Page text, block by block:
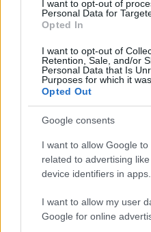
I want to opt-out of
Personal Data for
Opted In
I want to opt-out of
Retention, Sale, and/or
Personal Data that Is
Purposes for which it
Opted Out
Google consents
I want to allow Google
related to advertising
device identifiers in apps.
I want to allow my user
Google for online
magát.
Unmute Loaded:
21.86%
Bár az Among Us 2018-
rá mindenki és
legnépszerűbb címek
folyamatosan frissíti
feladatokat
társainkkal, egyvalaki